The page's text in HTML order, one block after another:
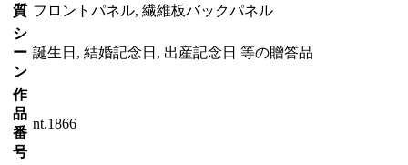
質 フロントパネル, 繊維板バックパネル
シ
ー
ン
誕生日, 結婚記念日, 出産記念日 等の贈答品
作
品
番
号
nt.1866